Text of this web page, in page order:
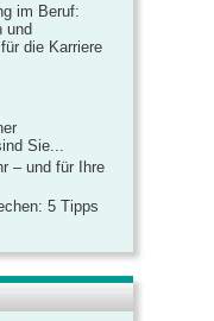
im Beruf:
und
die Karriere
Sie...
– und für Ihre
5 Tipps